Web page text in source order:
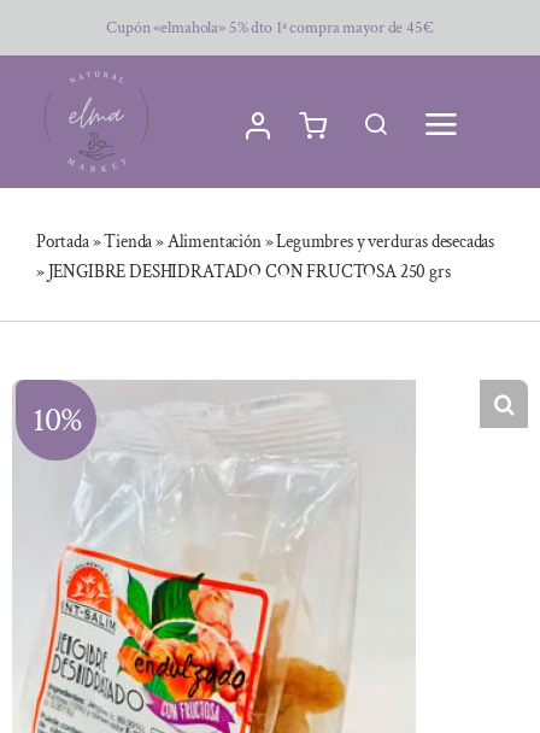
al
contenido
Cupón «elmahola» 5% dto 1ª compra mayor de 45€
Portada»Tienda»Alimentación»Legumbres y verduras desecadas
»JENGIBRE DESHIDRATADO CON FRUCTOSA 250 grs
10%